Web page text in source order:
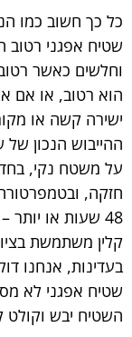
כל כך חשוב כמו
שטיח אפגני רטוב
וחלשים כאשר
הוא רטוב, או אם
ישירה קשה או
ההייבוש הנכון
על משטח נקי,
48 שעות או יותר
קלין משתמשת
בעדינות, אנחנו
שטיח אפגני לא
השטיח יבש וקולט